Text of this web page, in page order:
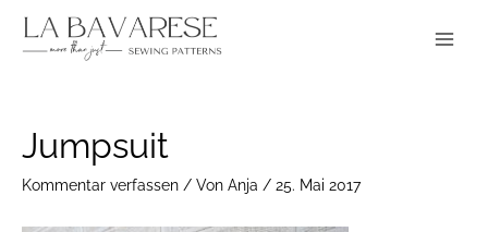
Inhalt
Jumpsuit
Kommentar verfassen / Von Anja / 25. Mai 2017
navigation